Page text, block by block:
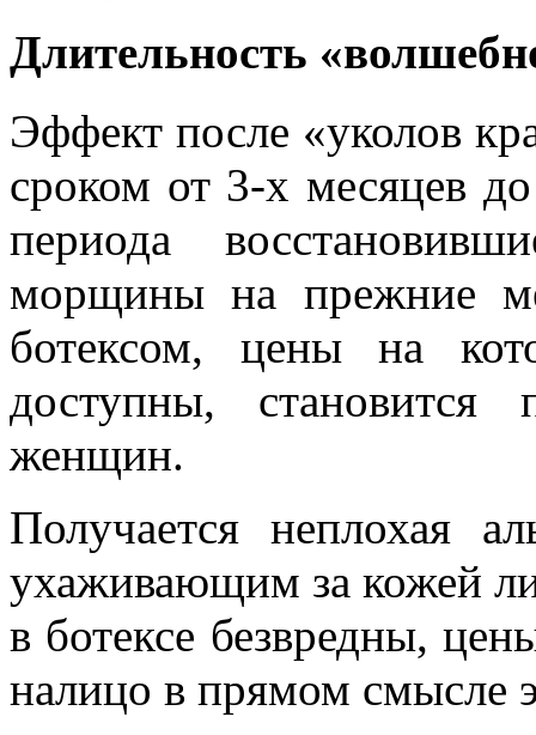
Длительность
Эффект после «уколов
сроком от 3-х месяцев
периода
морщины на прежние
ботексом, цены на
доступны, становится
женщин.
Получается неплохая
ухаживающим за кожей
в ботексе безвредны,
налицо в прямом смысле